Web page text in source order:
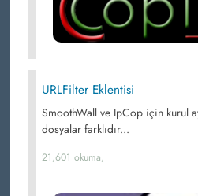
URLFilter Eklentisi
SmoothWall ve IpCop için kurul
dosyalar farklıdır...
21,601 okuma,